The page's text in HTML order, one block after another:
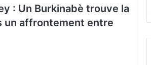
: Un Burkinabè trouve la
un affrontement entre